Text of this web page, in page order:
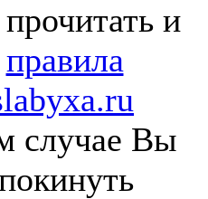
и
правила
случае Вы